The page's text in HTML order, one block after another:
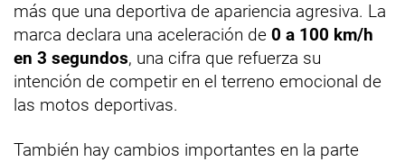
más que una deportiva de apariencia agresiva. La
marca declara una aceleración de 0 a 100 km/h
en 3 segundos, una cifra que refuerza su
intención de competir en el terreno emocional de
las motos deportivas.
También hay cambios importantes en la parte